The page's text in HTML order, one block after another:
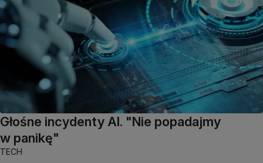
Głośne incydenty AI. "Nie popadajmy
w panikę"
TECH